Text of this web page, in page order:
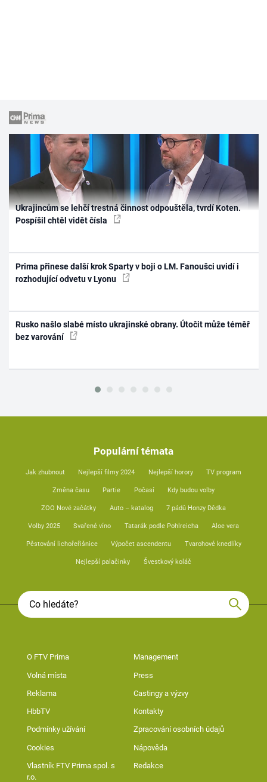
Ukrajincům se lehčí trestná činnost odpouštěla, tvrdí Koten.
Pospíšil chtěl vidět čísla
Prima přinese další krok Sparty v boji o LM. Fanoušci uvidí i
rozhodující odvetu v Lyonu
Rusko našlo slabé místo ukrajinské obrany. Útočit může téměř
bez varování
Populární témata
Jak zhubnout Nejlepší filmy 2024 Nejlepší horory TV program
Změna času Partie Počasí Kdy budou volby
ZOO Nové začátky Auto – katalog 7 pádů Honzy Dědka
Volby 2025 Svařené víno Tatarák podle Pohlreicha Aloe vera
Pěstování lichořeřišnice Výpočet ascendentu Tvarohové knedlíky
Nejlepší palačinky Švestkový koláč
O FTV Prima Management
Volná místa Press
Reklama Castingy a výzvy
HbbTV Kontakty
Podmínky užívání Zpracování osobních údajů
Cookies Nápověda
Vlastník FTV Prima spol. s
r.o.
Redakce